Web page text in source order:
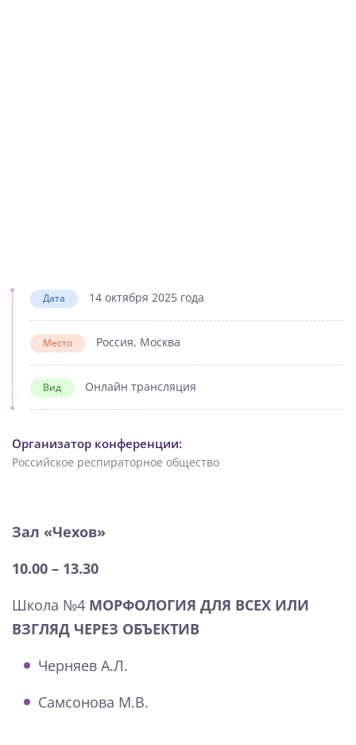
Дата 14 октября 2025 года
Место Россия, Москва
Вид Онлайн трансляция
Организатор конференции:
Российское респираторное общество
Зал «Чехов»
10.00 – 13.30
Школа №4 МОРФОЛОГИЯ ДЛЯ ВСЕХ ИЛИ
ВЗГЛЯД ЧЕРЕЗ ОБЪЕКТИВ
Черняев А.Л.
Самсонова М.В.